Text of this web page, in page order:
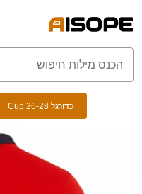
כדורגל Cup 26-28